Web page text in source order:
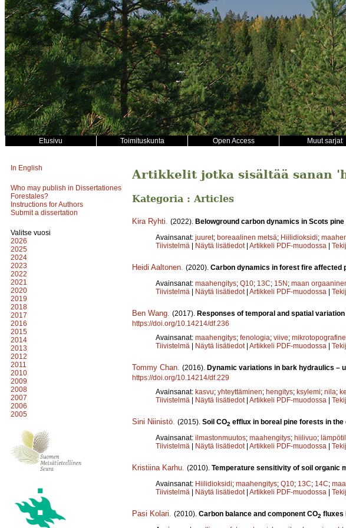
Etusivu Toimituskunta Open Access Muut sarjat
In English
Who may publish in Dissertationes
Forestales?
Instructions for Authors
Submit a dissertation
Valitse vuosi
2026
2025
2024
2023
2022
2021
2020
2019
2018
2017
2016
2015
2014
2013
2012
2011
2010
2009
2008
2007
2006
2005
Artikkelit jotka sisältää sanan
Kategoria : Articles
Kira Ryhti (2022). Belowground carbon dynamics in Scots pine
Avainsanat: juuret; boreaalinen metsä; Hiilidioksidi;
Tiivistelmä | Näytä lisätiedot | Artikkeli PDF-muodossa |
Heidi Aaltonen (2020). Carbon dynamics in forest fire affected
Avainsanat: maahengitys; Q10; 13C; 15N; maan
Tiivistelmä | Näytä lisätiedot | Artikkeli PDF-muodossa |
Ben Wang (2017). Responses of temporal and spatial
https://doi.org/10.14214/df.236
Avainsanat: maahengitys; fenologia; viive;
Tiivistelmä | Näytä lisätiedot | Artikkeli PDF-muodossa |
Tommy Chan (2016). Dynamic variations in bark hydraulics –
https://doi.org/10.14214/df.229
Avainsanat: kasvu; yhteyttäminen; hengitys; ksylemi; nila;
Tiivistelmä | Näytä lisätiedot | Artikkeli PDF-muodossa |
Sini Niinistö (2015). Soil CO2 efflux in boreal pine forests in
Avainsanat: ilmastonmuutos; maahengitys; hiilivuo;
Tiivistelmä | Näytä lisätiedot | Artikkeli PDF-muodossa |
Kristiina Karhu (2010). Temperature sensitivity of soil organic
Avainsanat: Hiilidioksidi; maahengitys; Q10; 13C; 14C;
Tiivistelmä | Näytä lisätiedot | Artikkeli PDF-muodossa |
Pasi Kolari (2010). Carbon balance and component CO2 fluxes